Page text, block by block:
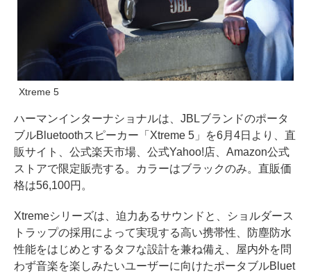
Xtreme 5
ハーマンインターナショナルは、JBLブランドのポータ
ブルBluetoothスピーカー「Xtreme 5」を6月4日より、直
販サイト、公式楽天市場、公式Yahoo!店、Amazon公式
ストアで限定販売する。カラーはブラックのみ。直販価
格は56,100円。
Xtremeシリーズは、迫力あるサウンドと、ショルダース
トラップの採用によって実現する高い携帯性、防塵防水
性能をはじめとするタフな設計を兼ね備え、屋内外を問
わず音楽を楽しみたいユーザーに向けたポータブルBluet